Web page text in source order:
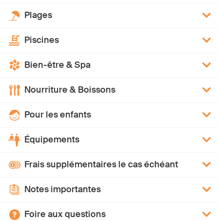
Plages
Piscines
Bien-être & Spa
Nourriture & Boissons
Pour les enfants
Équipements
Frais supplémentaires le cas échéant
Notes importantes
Foire aux questions